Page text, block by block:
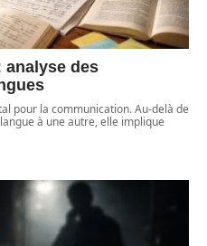
analyse des
pour la communication. Au-delà de
à une autre, elle implique